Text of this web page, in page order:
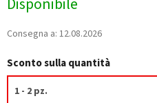
della
Consegna a: 12.08.2026
Sconto sulla quantità
1 - 2 pz.